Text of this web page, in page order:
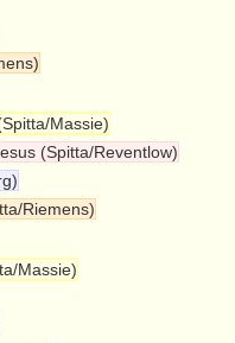
Massie)
(Spitta/Reventlow)
Riemens)
Massie)